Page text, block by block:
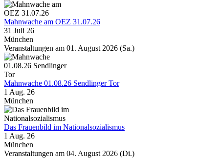
Mahnwache am OEZ 31.07.26
31 Juli 26
München
Veranstaltungen am 01. August 2026 (Sa.)
Mahnwache 01.08.26 Sendlinger Tor
1 Aug. 26
München
Das Frauenbild im Nationalsozialismus
1 Aug. 26
München
Veranstaltungen am 04. August 2026 (Di.)